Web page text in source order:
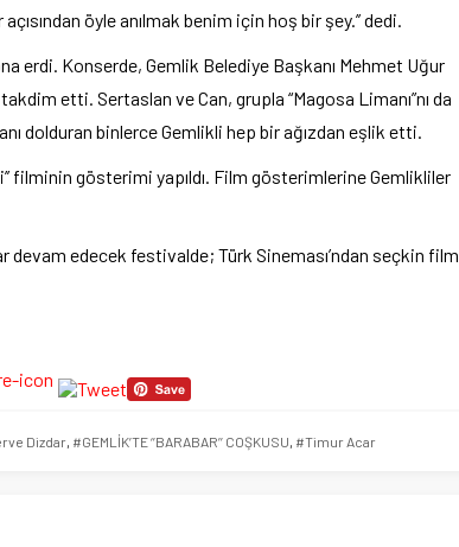
öyle anılmak benim için hoş bir şey.’’ dedi.
erdi. Konserde, Gemlik Belediye Başkanı Mehmet Uğur
etti. Sertaslan ve Can, grupla “Magosa Limanı”nı da
dolduran binlerce Gemlikli hep bir ağızdan eşlik etti.
filminin gösterimi yapıldı. Film gösterimlerine Gemlikliler
devam edecek festivalde; Türk Sineması’ndan seçkin film
Dizdar #GEMLİK’TE ‘’BARABAR’’ COŞKUSU #Timur Acar